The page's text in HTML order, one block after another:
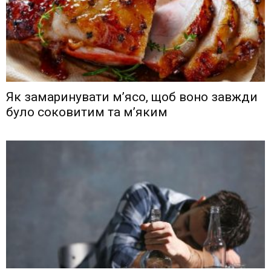
Як замаринувати м’ясо, щоб воно завжди
було соковитим та м’яким